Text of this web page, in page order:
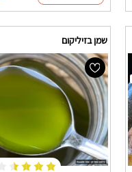
שמן בזיליקום